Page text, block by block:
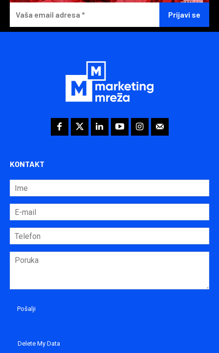
KONTAKT
Delete My Data